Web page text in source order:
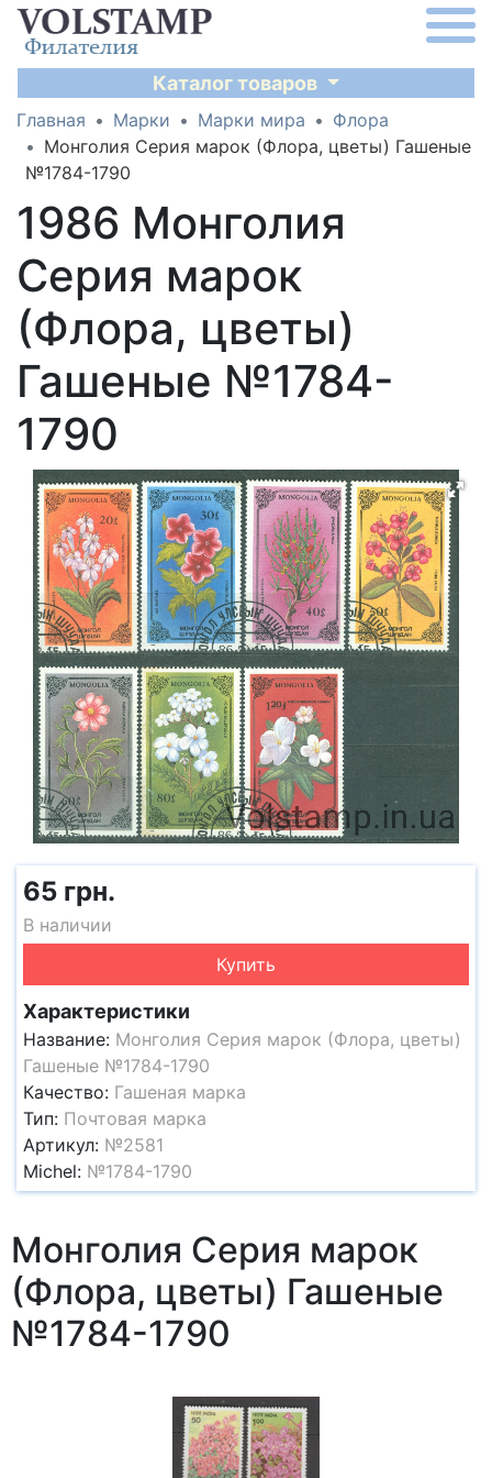
Каталог товаров
Главная Марки Марки мира
Флора
Монголия Серия марок (Флора, цветы) Гашеные
№1784-1790
1986 Монголия
Серия марок
(Флора, цветы)
Гашеные №1784-
1790
65 грн.
В наличии
Купить
Характеристики
Название: Монголия Серия марок (Флора, цветы)
Гашеные №1784-1790
Качество: Гашеная марка
Тип: Почтовая марка
Артикул: №2581
Michel: №1784-1790
Монголия Серия марок
(Флора, цветы) Гашеные
№1784-1790